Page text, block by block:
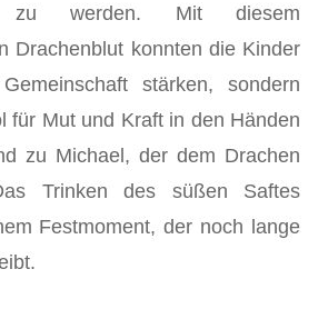
zu werden. Mit diesem
Drachenblut konnten die Kinder
stärken, sondern
für Mut und Kraft in den Händen
zu Michael, der dem Drachen
Trinken des süßen Saftes
Festmoment, der noch lange